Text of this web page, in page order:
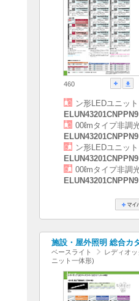
460
ン形LEDユニット
ELUN43201CNPPN9
00ℓmタイプ非調
ELUN43201CNPPN9
ン形LEDユニット
ELUN43201CNPPN9
00ℓmタイプ非調
ELUN43201CNPPN9
施設・屋外照明 総合カ
ベースライト
レディオ
ニット一体形)